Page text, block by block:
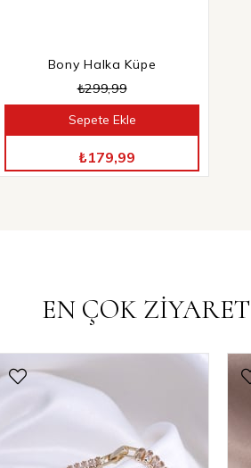
Bony Halka Küpe
₺299,99
Sepete Ekle
₺179,99
EN ÇOK